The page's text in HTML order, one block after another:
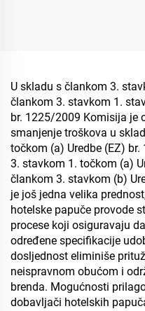
U skladu s člankom 3.
člankom 3. stavkom 1.
br. 1225/2009 Komisija je
smanjenje troškova u
točkom (a) Uredbe (EZ)
3. stavkom 1. točkom (a)
člankom 3. stavkom (b)
je još jedna velika
hotelske papuče provode
procese koji osiguravaju
određene specifikacije
dosljednost eliminiše
neispravnom obućom i
brenda. Mogućnosti
dobavljači hotelskih